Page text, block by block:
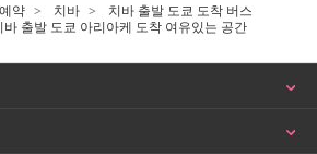
약 치바
치바 출발 도쿄 도착 버스
출발 도쿄 아리아케 도착 여유있는 공간